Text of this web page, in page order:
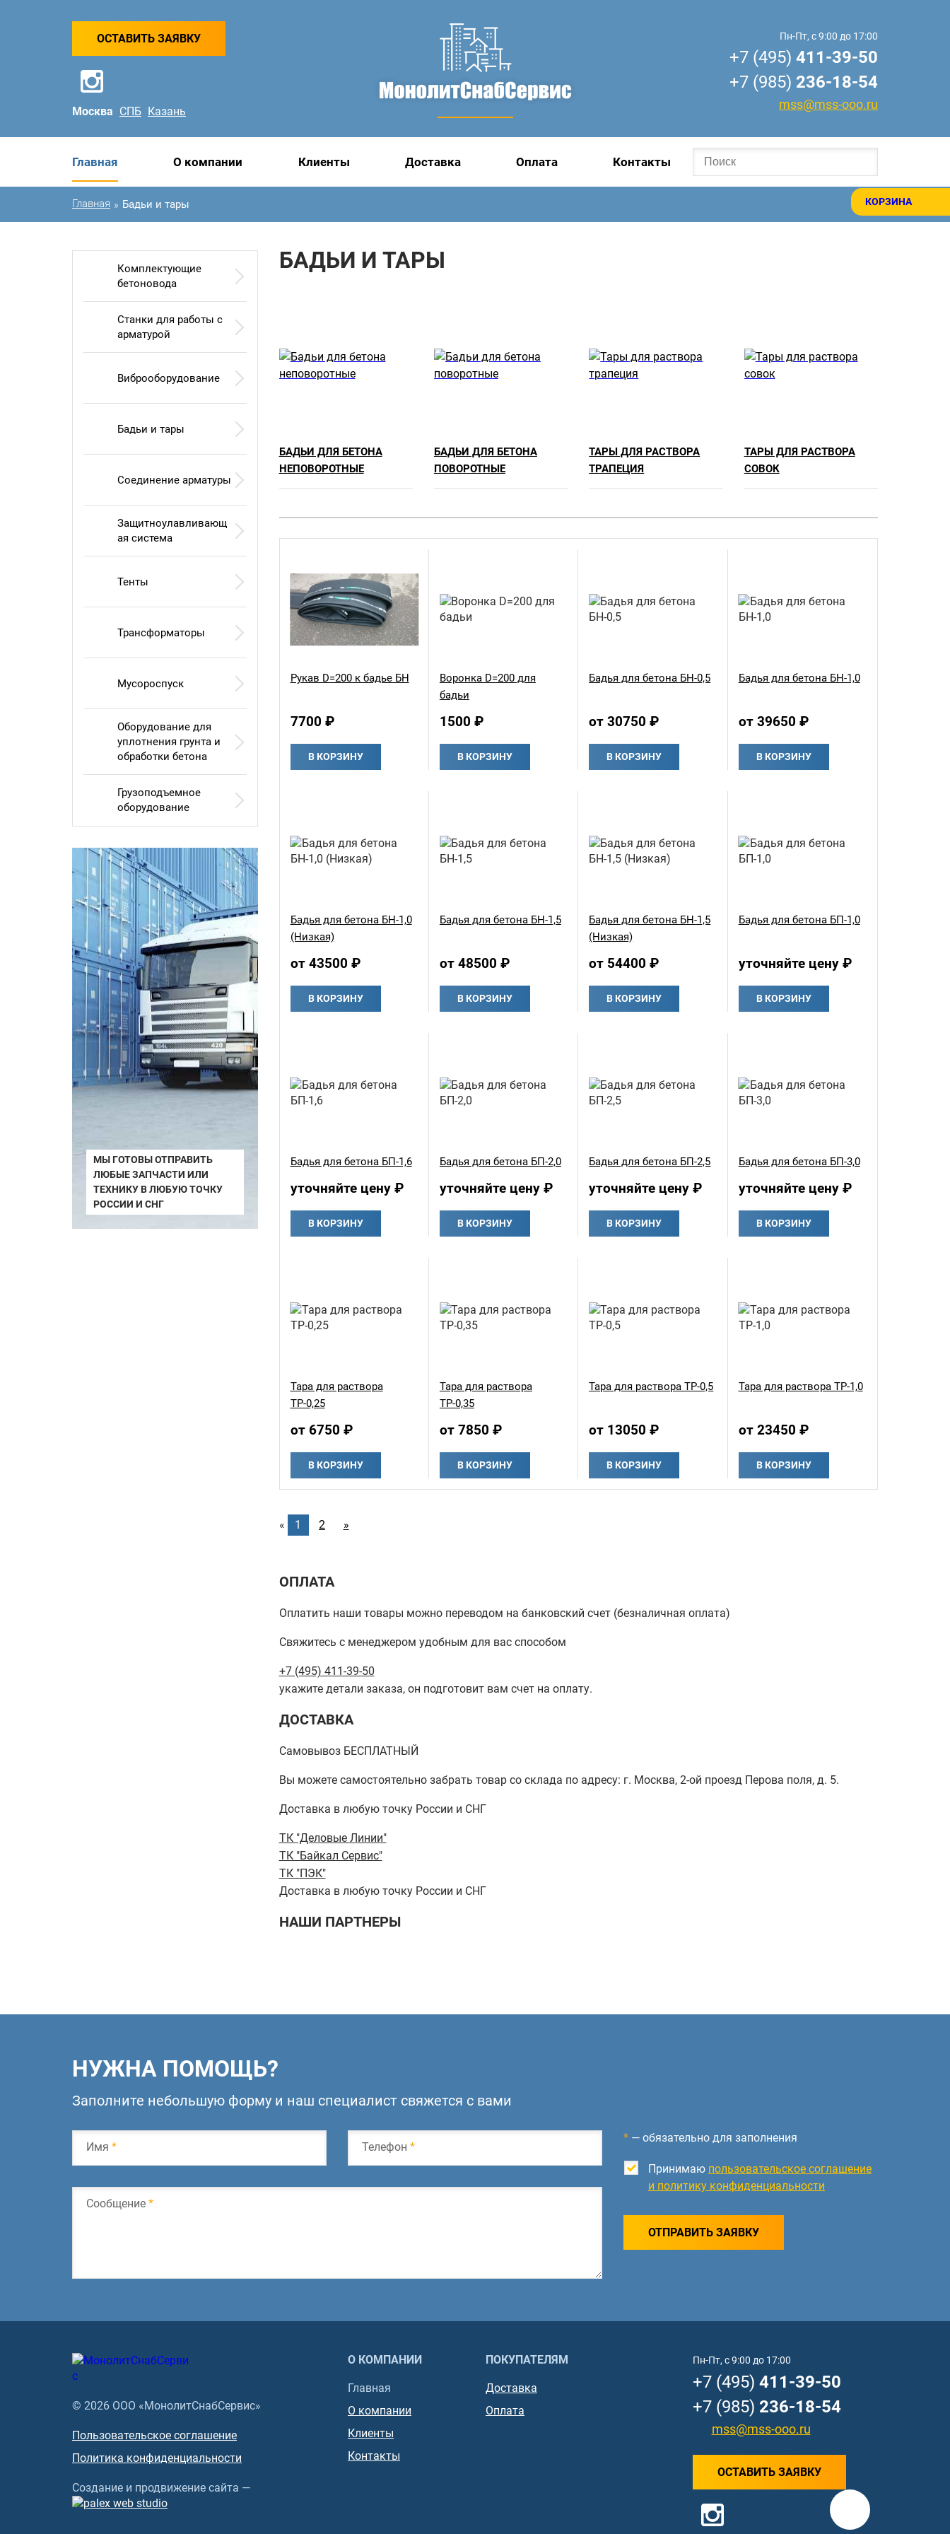
КОРЗИНА
ОСТАВИТЬ ЗАЯВКУ
Москва СПБ Казань
Пн-Пт, с 9:00 до 17:00
+7 (495) 411-39-50
+7 (985) 236-18-54
mss@mss-ooo.ru
Главная О компании Клиенты Доставка Оплата Контакты
Главная » Бадьи и тары
БАДЬИ И ТАРЫ
БАДЬИ ДЛЯ БЕТОНА
НЕПОВОРОТНЫЕ
БАДЬИ ДЛЯ БЕТОНА
ПОВОРОТНЫЕ
ТАРЫ ДЛЯ РАСТВОРА
ТРАПЕЦИЯ
ТАРЫ ДЛЯ РАСТВОРА
СОВОК
Рукав D=200 к бадье БН
7700 ₽
В КОРЗИНУ
Воронка D=200 для
бадьи
1500 ₽
В КОРЗИНУ
Бадья для бетона БН-0,5
от 30750 ₽
В КОРЗИНУ
Бадья для бетона БН-1,0
от 39650 ₽
В КОРЗИНУ
Бадья для бетона БН-1,0
(Низкая)
от 43500 ₽
В КОРЗИНУ
Бадья для бетона БН-1,5
от 48500 ₽
В КОРЗИНУ
Бадья для бетона БН-1,5
(Низкая)
от 54400 ₽
В КОРЗИНУ
Бадья для бетона БП-1,0
уточняйте цену ₽
В КОРЗИНУ
Бадья для бетона БП-1,6
уточняйте цену ₽
В КОРЗИНУ
Бадья для бетона БП-2,0
уточняйте цену ₽
В КОРЗИНУ
Бадья для бетона БП-2,5
уточняйте цену ₽
В КОРЗИНУ
Бадья для бетона БП-3,0
уточняйте цену ₽
В КОРЗИНУ
Тара для раствора
ТР-0,25
от 6750 ₽
В КОРЗИНУ
Тара для раствора
ТР-0,35
от 7850 ₽
В КОРЗИНУ
Тара для раствора ТР-0,5
от 13050 ₽
В КОРЗИНУ
Тара для раствора ТР-1,0
от 23450 ₽
В КОРЗИНУ
« 1 2 »
ОПЛАТА
Оплатить наши товары можно переводом на банковский счет (безналичная оплата)
Свяжитесь с менеджером удобным для вас способом
+7 (495) 411-39-50
укажите детали заказа, он подготовит вам счет на оплату.
ДОСТАВКА
Самовывоз БЕСПЛАТНЫЙ
Вы можете самостоятельно забрать товар со склада по адресу: г. Москва, 2-ой проезд Перова поля, д. 5.
Доставка в любую точку России и СНГ
ТК "Деловые Линии"
ТК "Байкал Сервис"
ТК "ПЭК"
Доставка в любую точку России и СНГ
НАШИ ПАРТНЕРЫ
Комплектующие
бетоновода
Станки для работы с
арматурой
Виброоборудование
Бадьи и тары
Соединение арматуры
Защитноулавливающ
ая система
Тенты
Трансформаторы
Мусороспуск
Оборудование для
уплотнения грунта и
обработки бетона
Грузоподъемное
оборудование
МЫ ГОТОВЫ ОТПРАВИТЬ
ЛЮБЫЕ ЗАПЧАСТИ ИЛИ
ТЕХНИКУ В ЛЮБУЮ ТОЧКУ
РОССИИ И СНГ
НУЖНА ПОМОЩЬ?
Заполните небольшую форму и наш специалист свяжется с вами
Имя * Телефон *
Сообщение *
* — обязательно для заполнения
Принимаю пользовательское соглашение
и политику конфиденциальности
ОТПРАВИТЬ ЗАЯВКУ
© 2026 ООО «МонолитСнабСервис»
Пользовательское соглашение
Политика конфиденциальности
Создание и продвижение сайта —
О КОМПАНИИ
Главная
О компании
Клиенты
Контакты
ПОКУПАТЕЛЯМ
Доставка
Оплата
Пн-Пт, с 9:00 до 17:00
+7 (495) 411-39-50
+7 (985) 236-18-54
mss@mss-ooo.ru
ОСТАВИТЬ ЗАЯВКУ